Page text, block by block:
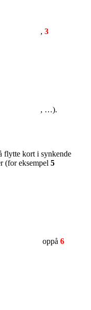
, 3
, …).
flytte kort i synkende
(for eksempel 5
oppå 6